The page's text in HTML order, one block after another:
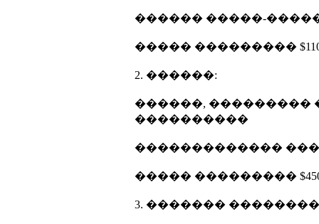
������ �����-
����� ���������
2. ������:
������, ���������
����������
�������������
����� ���������
3. �������